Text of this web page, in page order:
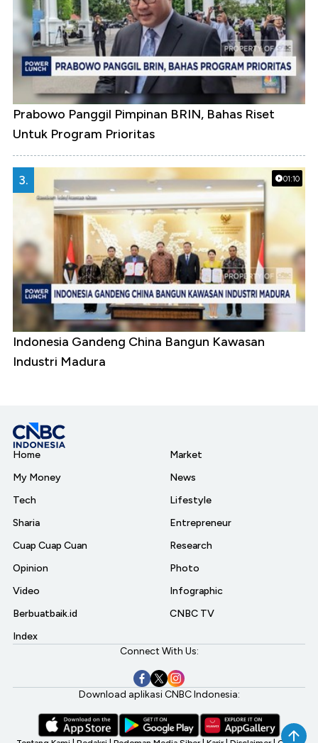
Prabowo Panggil Pimpinan BRIN, Bahas Riset
Untuk Program Prioritas
01:10
3.
Indonesia Gandeng China Bangun Kawasan
Industri Madura
Home
My Money
Tech
Sharia
Cuap Cuap Cuan
Opinion
Video
Berbuatbaik.id
Index
Market
News
Lifestyle
Entrepreneur
Research
Photo
Infographic
CNBC TV
Connect With Us:
Download aplikasi CNBC Indonesia: